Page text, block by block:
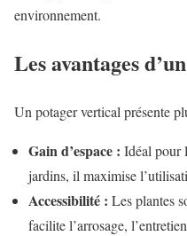
environnement.
Les avantages
Un potager vertical présente
Gain d’espace : Idéal pour
jardins, il maximise
Accessibilité : Les plantes
facilite l’arrosage,